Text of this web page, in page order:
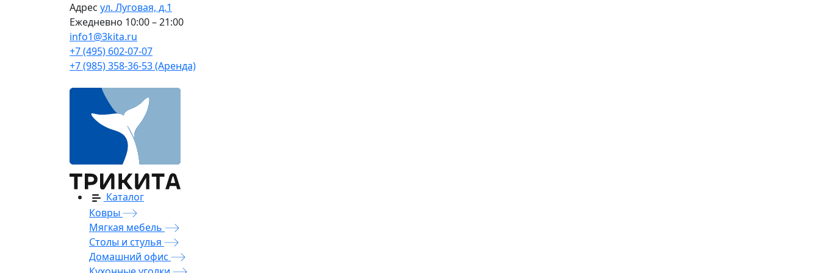
Адрес ул. Луговая, д.1
Ежедневно 10:00 – 21:00
info1@3kita.ru
+7 (495) 602-07-07
+7 (985) 358-36-53 (Аренда)
Каталог
Ковры
Мягкая мебель
Столы и стулья
Домашний офис